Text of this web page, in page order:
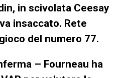
in scivolata Ceesay
insaccato. Rete
del numero 77.
– Fourneau ha